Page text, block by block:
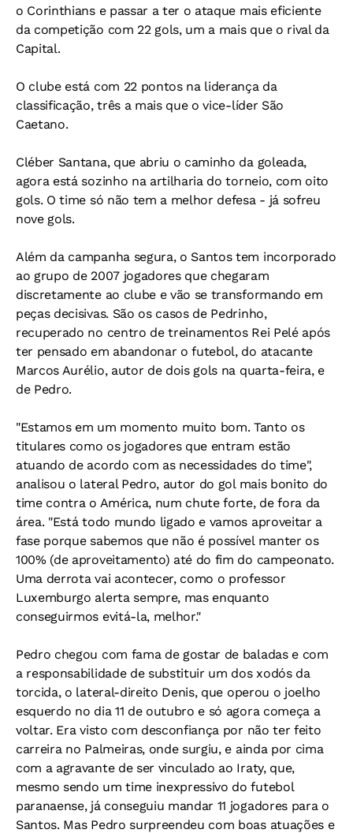
o Corinthians e passar a ter o ataque mais eficiente
da competição com 22 gols, um a mais que o rival da
Capital.
O clube está com 22 pontos na liderança da
classificação, três a mais que o vice-líder São
Caetano.
Cléber Santana, que abriu o caminho da goleada,
agora está sozinho na artilharia do torneio, com oito
gols. O time só não tem a melhor defesa - já sofreu
nove gols.
Além da campanha segura, o Santos tem incorporado
ao grupo de 2007 jogadores que chegaram
discretamente ao clube e vão se transformando em
peças decisivas. São os casos de Pedrinho,
recuperado no centro de treinamentos Rei Pelé após
ter pensado em abandonar o futebol, do atacante
Marcos Aurélio, autor de dois gols na quarta-feira, e
de Pedro.
"Estamos em um momento muito bom. Tanto os
titulares como os jogadores que entram estão
atuando de acordo com as necessidades do time",
analisou o lateral Pedro, autor do gol mais bonito do
time contra o América, num chute forte, de fora da
área. "Está todo mundo ligado e vamos aproveitar a
fase porque sabemos que não é possível manter os
100% (de aproveitamento) até do fim do campeonato.
Uma derrota vai acontecer, como o professor
Luxemburgo alerta sempre, mas enquanto
conseguirmos evitá-la, melhor."
Pedro chegou com fama de gostar de baladas e com
a responsabilidade de substituir um dos xodós da
torcida, o lateral-direito Denis, que operou o joelho
esquerdo no dia 11 de outubro e só agora começa a
voltar. Era visto com desconfiança por não ter feito
carreira no Palmeiras, onde surgiu, e ainda por cima
com a agravante de ser vinculado ao Iraty, que,
mesmo sendo um time inexpressivo do futebol
paranaense, já conseguiu mandar 11 jogadores para o
Santos. Mas Pedro surpreendeu com boas atuações e